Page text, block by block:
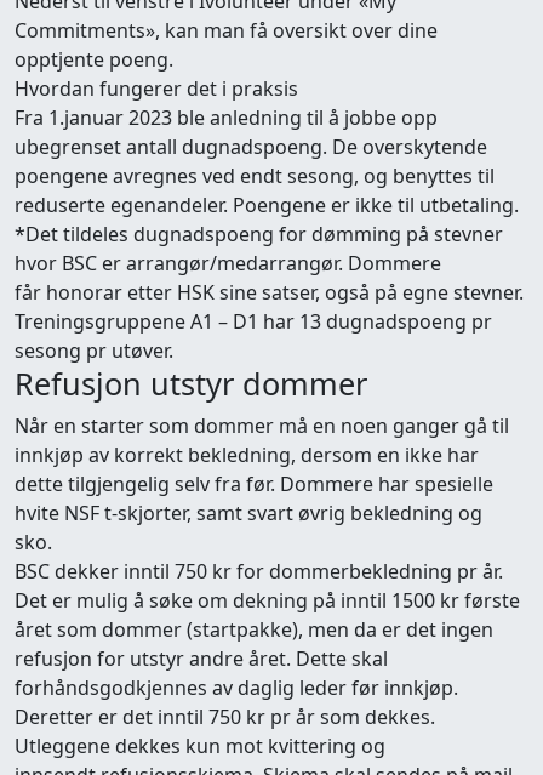
Commitments», kan man få oversikt over dine
opptjente poeng.
Hvordan fungerer det i praksis
Fra 1.januar 2023 ble anledning til å jobbe opp
ubegrenset antall dugnadspoeng. De overskytende
poengene avregnes ved endt sesong, og benyttes til
reduserte egenandeler. Poengene er ikke til utbetaling.
*Det tildeles dugnadspoeng for dømming på stevner
hvor BSC er arrangør/medarrangør. Dommere
får honorar etter HSK sine satser​, også på egne stevner.
Treningsgruppene A1 – D1 har 13 dugnadspoeng pr
sesong pr utøver.
Refusjon utstyr dommer
Når en starter som dommer må en noen ganger gå til
innkjøp av korrekt bekledning, dersom en ikke har
dette tilgjengelig selv fra før. Dommere har spesielle
hvite NSF t-skjorter, samt svart øvrig bekledning og
sko.
BSC dekker inntil 750 kr for dommerbekledning pr år.
Det er mulig å søke om dekning på inntil 1500 kr første
året som dommer (startpakke), men da er det ingen
refusjon for utstyr andre året. Dette skal
forhåndsgodkjennes av daglig leder før innkjøp.
Deretter er det inntil 750 kr pr år som dekkes.
Utleggene dekkes kun mot kvittering og